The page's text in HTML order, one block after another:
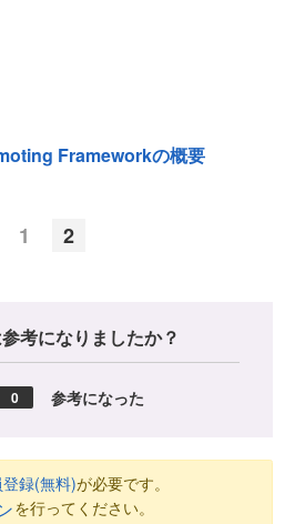
Frameworkの概要
1 2
考になりましたか？
0 参考になった
録(無料)が必要です。
を行ってください。